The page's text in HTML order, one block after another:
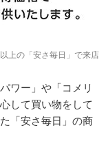
上の「安さ毎日」で来店
ワー」や「コメリ
して買い物をして
「安さ毎日」の商